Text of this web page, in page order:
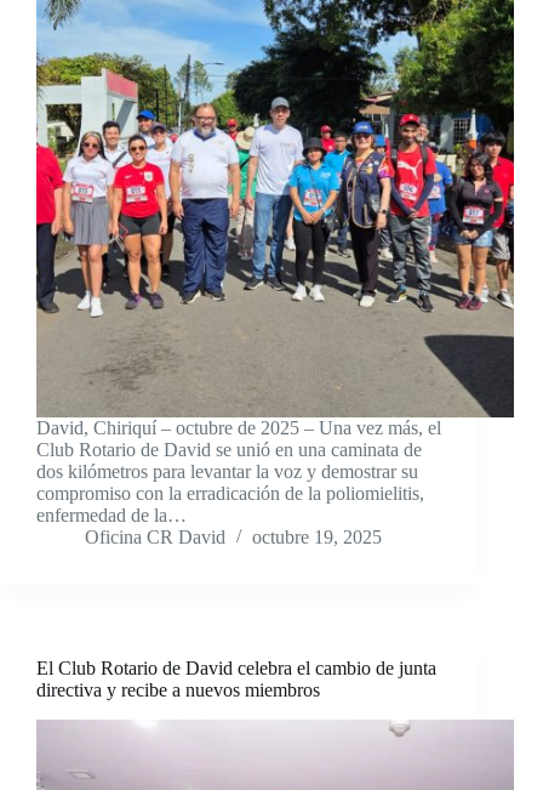
David, Chiriquí – octubre de 2025 – Una vez más, el
Club Rotario de David se unió en una caminata de
dos kilómetros para levantar la voz y demostrar su
compromiso con la erradicación de la poliomielitis,
enfermedad de la…
Oficina CR David
octubre 19, 2025
El Club Rotario de David celebra el cambio de junta
directiva y recibe a nuevos miembros